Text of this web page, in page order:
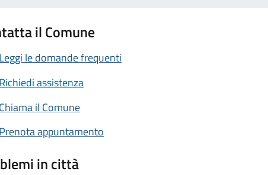
il Comune
le domande frequenti
assistenza
il Comune
appuntamento
in città